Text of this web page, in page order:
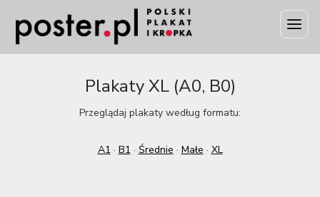
Plakaty XL (A0, B0)
Przeglądaj plakaty według formatu:
A1 · B1 · Średnie · Małe · XL